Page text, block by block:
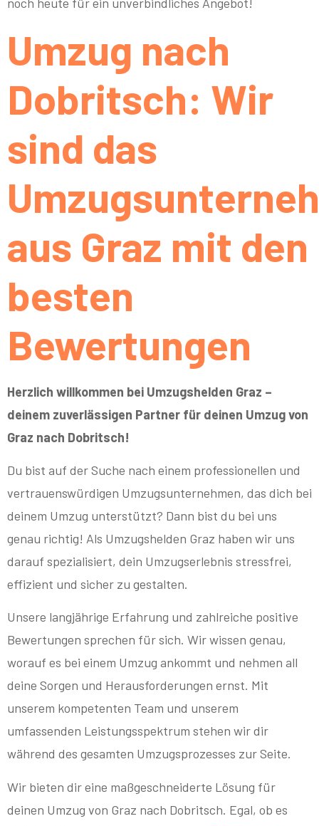
Umzug nach
Dobritsch: Wir
sind das
aus Graz mit den
besten
Bewertungen
Herzlich willkommen bei Umzugshelden Graz –
deinem zuverlässigen Partner für deinen Umzug von
Graz nach Dobritsch!
Du bist auf der Suche nach einem professionellen und
vertrauenswürdigen Umzugsunternehmen, das dich bei
deinem Umzug unterstützt? Dann bist du bei uns
genau richtig! Als Umzugshelden Graz haben wir uns
darauf spezialisiert, dein Umzugserlebnis stressfrei,
effizient und sicher zu gestalten.
Unsere langjährige Erfahrung und zahlreiche positive
Bewertungen sprechen für sich. Wir wissen genau,
worauf es bei einem Umzug ankommt und nehmen all
deine Sorgen und Herausforderungen ernst. Mit
unserem kompetenten Team und unserem
umfassenden Leistungsspektrum stehen wir dir
während des gesamten Umzugsprozesses zur Seite.
Wir bieten dir eine maßgeschneiderte Lösung für
deinen Umzug von Graz nach Dobritsch. Egal, ob es